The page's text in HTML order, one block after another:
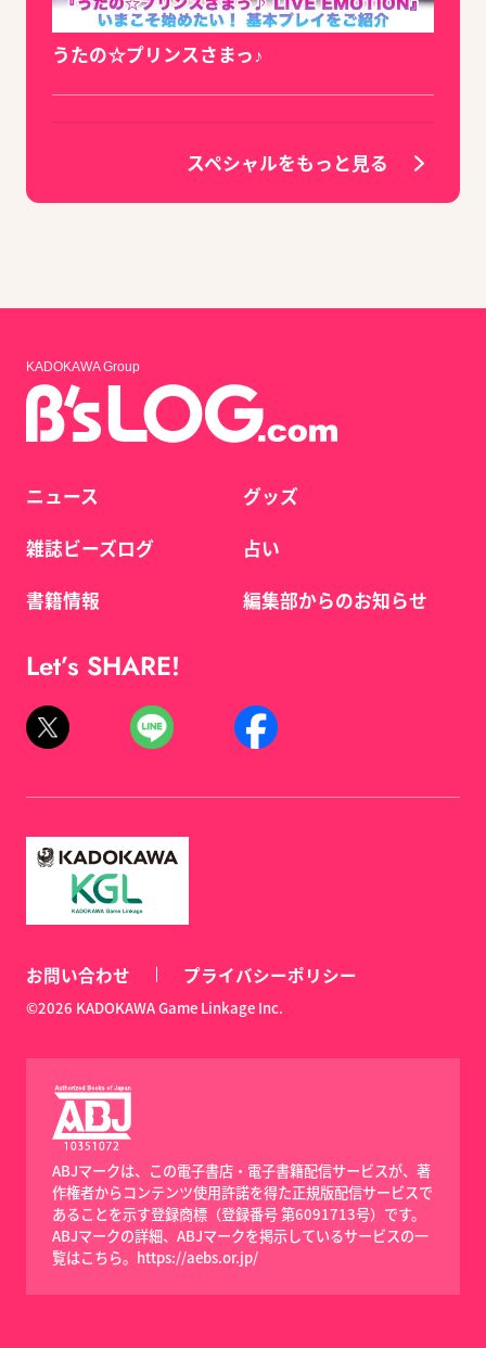
うたの☆プリンスさまっ♪
スペシャルをもっと見る
KADOKAWA Group
ニュース
雑誌ビーズログ
書籍情報
グッズ
占い
編集部からのお知らせ
Let’s SHARE!
お問い合わせ プライバシーポリシー
©2026 KADOKAWA Game Linkage Inc.
ABJマークは、この電子書店・電子書籍配信サービスが、著
作権者からコンテンツ使用許諾を得た正規版配信サービスで
あることを示す登録商標（登録番号 第6091713号）です。
ABJマークの詳細、ABJマークを掲示しているサービスの一
覧はこちら。 https://aebs.or.jp/